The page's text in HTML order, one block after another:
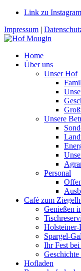
Link zu Instagram
Impressum |
Home
Über uns
Unser Hof
Unsere
Personal
Café zum
Genießen
Holsteiner-
Spargel-
Ihr Fest bei
Hofladen